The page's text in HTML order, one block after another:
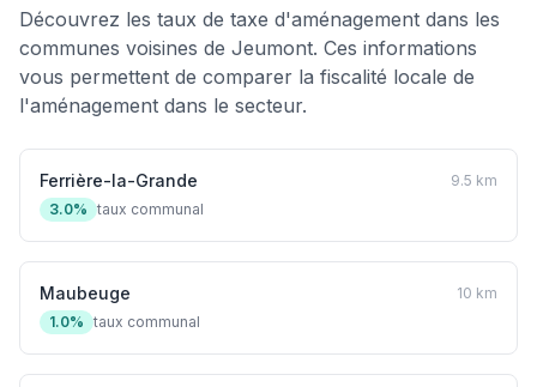
Découvrez les taux de taxe d'aménagement dans les
communes voisines de Jeumont. Ces informations
vous permettent de comparer la fiscalité locale de
l'aménagement dans le secteur.
Ferrière-la-Grande
9.5 km
3.0% taux communal
Maubeuge
10 km
1.0% taux communal